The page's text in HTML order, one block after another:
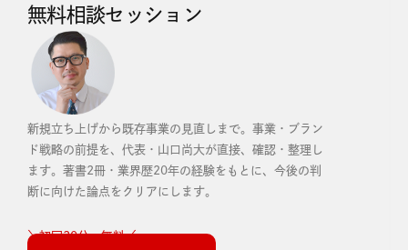
無料相談セッション
新規立ち上げから既存事業の見直しまで。事業・ブラン
ド戦略の前提を、代表・山口尚大が直接、確認・整理し
ます。 著書2冊・業界歴20年の経験をもとに、今後の判
断に向けた論点をクリアにします。
＼初回30分・無料／